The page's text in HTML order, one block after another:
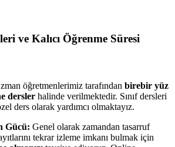
ve Kalıcı Öğrenme Süresi
öğretmenlerimiz tarafından birebir yüz
dersler halinde verilmektedir. Sınıf dersleri
ders olarak yardımcı olmaktayız.
Gücü: Genel olarak zamandan tasarruf
tekrar izleme imkanı bulmak için